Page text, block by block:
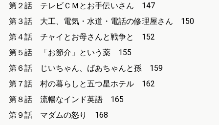
第２話 テレビＣＭとお手伝いさん 147
第３話 大工、電気・水道・電話の修理屋さん 150
第４話 チャイとお母さんと戦争と 152
第５話 「お節介」という薬 155
第６話 じいちゃん、ばあちゃんと孫 159
第７話 村の暮らしと五つ星ホテル 162
第８話 流暢なインド英語 165
第９話 マダムの怒り 168